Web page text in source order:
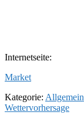
Internetseite:
Market
Kategorie: Allgemein
Wettervorhersage